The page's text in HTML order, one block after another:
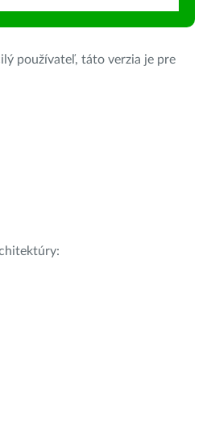
používateľ, táto verzia je pre